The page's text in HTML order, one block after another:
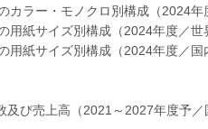
・モノクロ別構成（2024年
イズ別構成（2024年度／世
イズ別構成（2024年度／国
上高（2021～2027年度予／